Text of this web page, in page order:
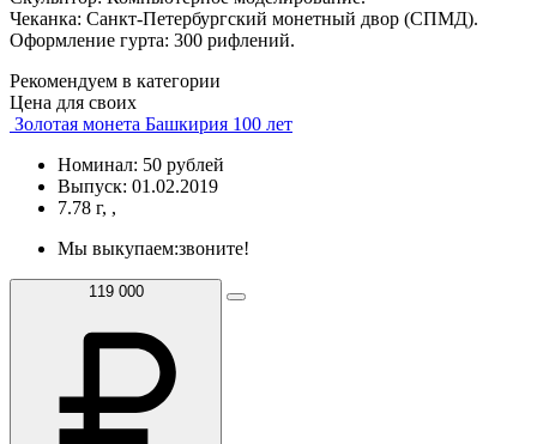
Чеканка: Санкт-Петербургский монетный двор (СПМД).
Оформление гурта: 300 рифлений.
Рекомендуем в категории
Цена для своих
Золотая монета Башкирия 100 лет
Номинал: 50 рублей
Выпуск: 01.02.2019
7.78 г, ,
Мы выкупаем:звоните!
119 000